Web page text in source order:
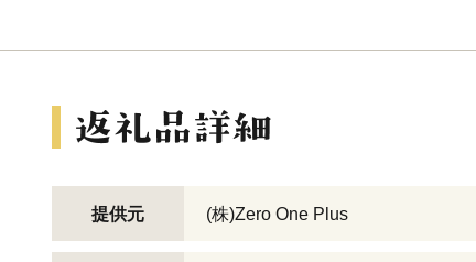
提供元 (株)Zero One Plus